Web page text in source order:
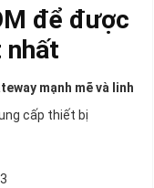
để được
nhất
mạnh mẽ và linh
cấp thiết bị